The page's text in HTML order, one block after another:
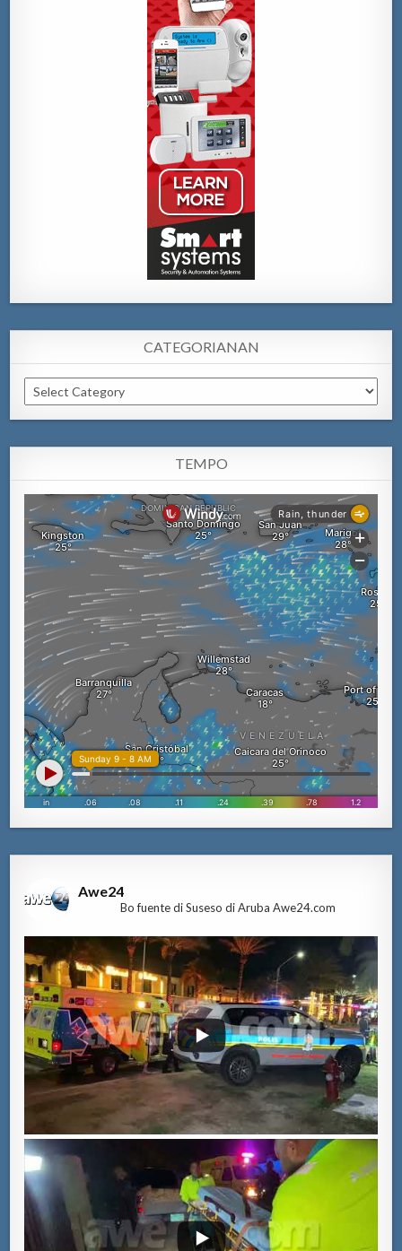
CATEGORIANAN
Categorianan
TEMPO
Awe24
Bo fuente di Suseso di Aruba Awe24.com